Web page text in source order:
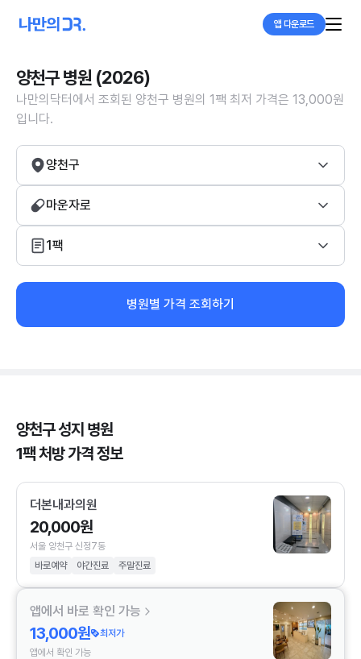
앱 다운로드
양천구 병원 (2026)
나만의닥터에서 조회된 양천구 병원의 1팩 최저 가격은 13,000원
입니다.
양천구
마운자로
1팩
병원별 가격 조회하기
양천구 성지 병원
1팩 처방 가격 정보
더본내과의원
20,000원
서울 양천구 신정7동
바로예약
야간진료 주말진료
앱에서 바로 확인 가능
13,000원
최저가
앱에서 확인 가능